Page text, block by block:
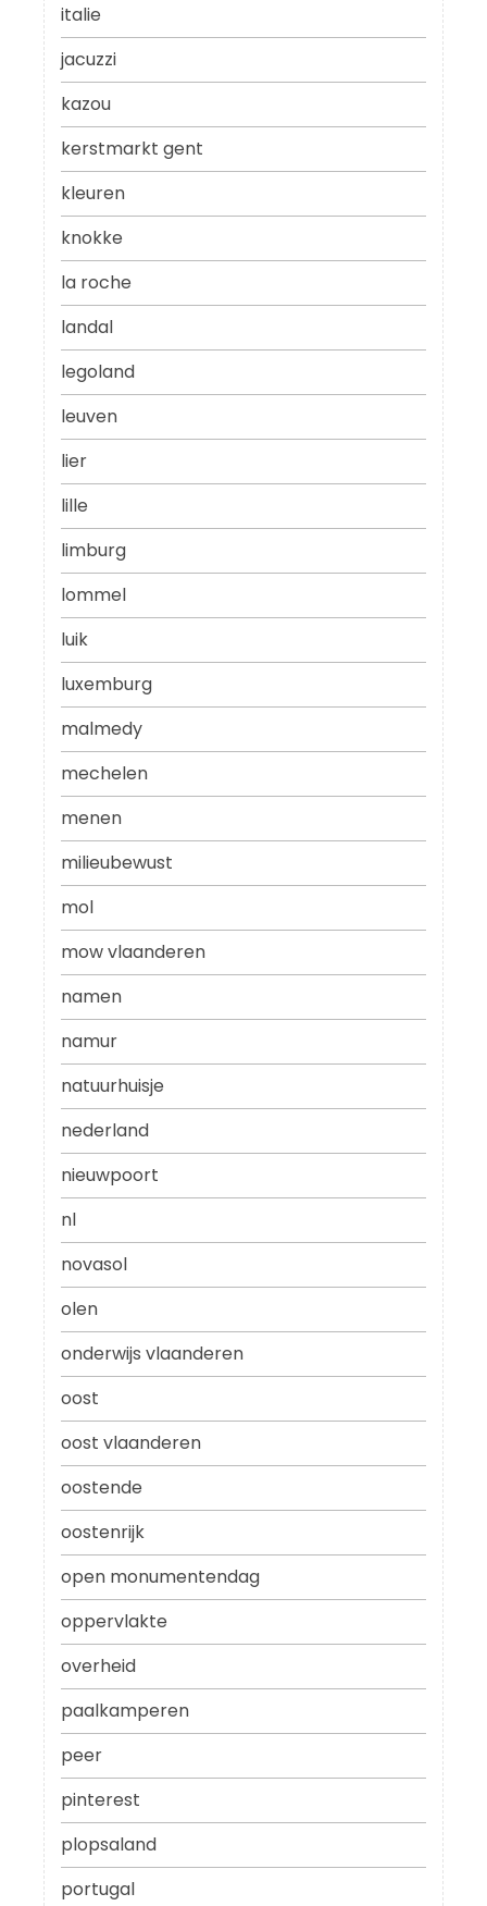
italie
jacuzzi
kazou
kerstmarkt gent
kleuren
knokke
la roche
landal
legoland
leuven
lier
lille
limburg
lommel
luik
luxemburg
malmedy
mechelen
menen
milieubewust
mol
mow vlaanderen
namen
namur
natuurhuisje
nederland
nieuwpoort
nl
novasol
olen
onderwijs vlaanderen
oost
oost vlaanderen
oostende
oostenrijk
open monumentendag
oppervlakte
overheid
paalkamperen
peer
pinterest
plopsaland
portugal